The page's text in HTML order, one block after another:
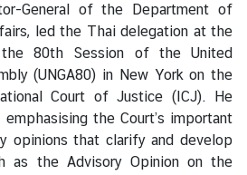
General of the Department of
led the Thai delegation at the
80th Session of the United
(UNGA80) in New York on the
Court of Justice (ICJ). He
the Court’s important
opinions that clarify and develop
as the Advisory Opinion on the